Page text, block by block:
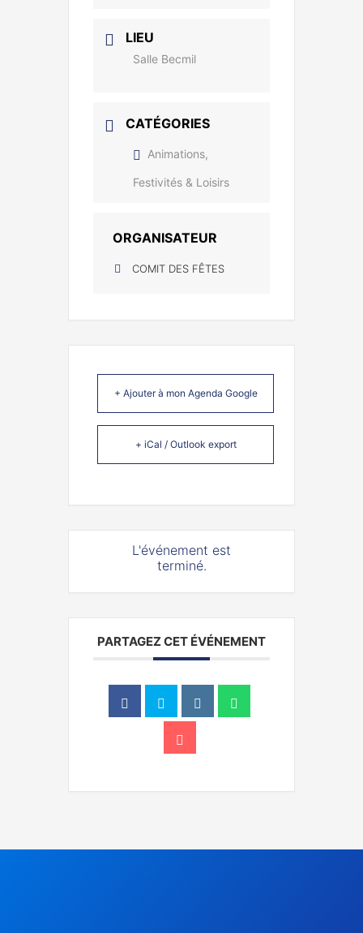
LIEU
Salle Becmil
CATÉGORIES
Animations,
Festivités & Loisirs
ORGANISATEUR
COMIT DES FÊTES
+ Ajouter à mon Agenda Google
+ iCal / Outlook export
L'événement est
terminé.
PARTAGEZ CET ÉVÉNEMENT